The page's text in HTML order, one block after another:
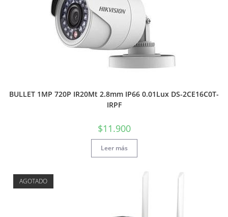
BULLET 1MP 720P IR20Mt 2.8mm IP66 0.01Lux DS-2CE16C0T-
IRPF
$11.900
Leer más
AGOTADO